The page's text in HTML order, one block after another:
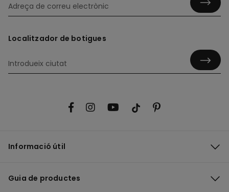
Localitzador de botigues
Informació útil
Guia de productes